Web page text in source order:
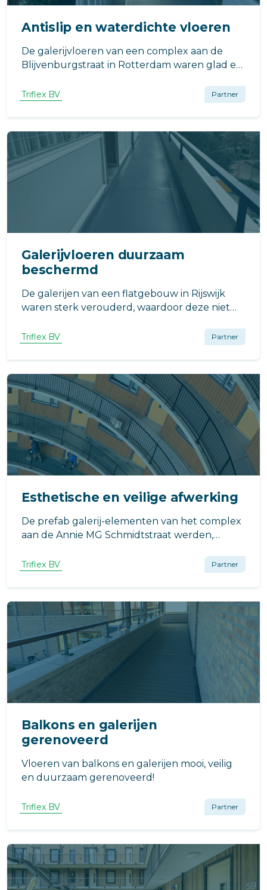
Antislip en waterdichte vloeren
De galerijvloeren van een complex aan de
Blijvenburgstraat in Rotterdam waren glad en
Woonstad Rotterdam met het vraagstuk om
deze galerijen antislip te maken en om de
dilataties weer waterdicht af te werken.
Triflex BV Partner
Galerijvloeren duurzaam
beschermd
De galerijen van een flatgebouw in Rijswijk
waren sterk verouderd, waardoor deze niet
ontstond.
Triflex BV Partner
Esthetische en veilige afwerking
De prefab galerij-elementen van het complex
aan de Annie MG Schmidtstraat werden,
zeer glad ervaren door de bewoners en
vloerelementen zeer vatbaar voor intrekkend
vuil.
Triflex BV Partner
Balkons en galerijen
gerenoveerd
Vloeren van balkons en galerijen mooi, veilig
en duurzaam gerenoveerd!
Triflex BV Partner